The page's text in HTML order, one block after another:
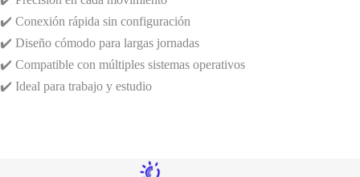
✔️ Conexión rápida sin configuración
✔️ Diseño cómodo para largas jornadas
✔️ Compatible con múltiples sistemas operativos
✔️ Ideal para trabajo y estudio